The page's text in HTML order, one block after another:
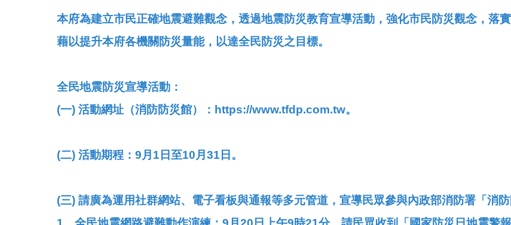
本府為建立市民正確地震避難觀念，透過地震防災教育宣導活動，強化市民防災觀念，落
藉以提升本府各機關防災量能，以達全民防災之目標。
全民地震防災宣導活動：
(一) 活動網址（消防防災館）：https://www.tfdp.com.tw。
(二) 活動期程：9月1日至10月31日。
(三) 請廣為運用社群網站、電子看板與通報等多元管道，宣導民眾參與內政部消防署「消